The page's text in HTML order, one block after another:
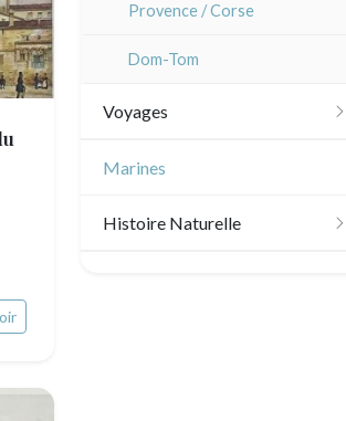
Provence / Corse
Dom-Tom
Voyages
Amériques
Marines
Histoire Naturelle